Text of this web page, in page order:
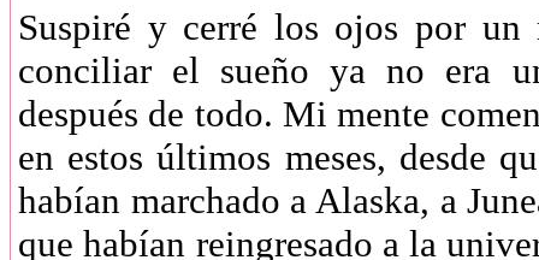
Suspiré y cerré los ojos por un
conciliar el sueño ya no era
después de todo. Mi mente
en estos últimos meses, desde
habían marchado a Alaska, a
que habían reingresado a la